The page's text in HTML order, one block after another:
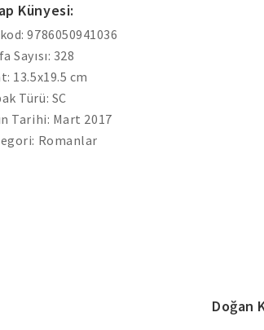
Künyesi:
9786050941036
Sayısı: 328
13.5x19.5 cm
Türü: SC
Tarihi: Mart 2017
Romanlar
Doğan